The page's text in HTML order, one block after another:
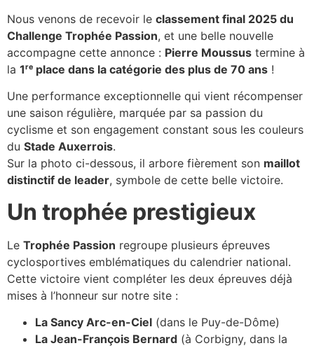
Nous venons de recevoir le classement final 2025 du
Challenge Trophée Passion, et une belle nouvelle
accompagne cette annonce : Pierre Moussus termine à
la 1ʳᵉ place dans la catégorie des plus de 70 ans !
Une performance exceptionnelle qui vient récompenser
une saison régulière, marquée par sa passion du
cyclisme et son engagement constant sous les couleurs
du Stade Auxerrois.
Sur la photo ci-dessous, il arbore fièrement son maillot
distinctif de leader, symbole de cette belle victoire.
Un trophée prestigieux
Le Trophée Passion regroupe plusieurs épreuves
cyclosportives emblématiques du calendrier national.
Cette victoire vient compléter les deux épreuves déjà
mises à l’honneur sur notre site :
La Sancy Arc-en-Ciel (dans le Puy-de-Dôme)
La Jean-François Bernard (à Corbigny, dans la